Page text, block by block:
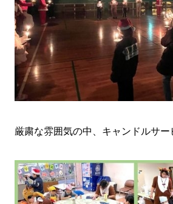
厳粛な雰囲気の中、キャンドルサー